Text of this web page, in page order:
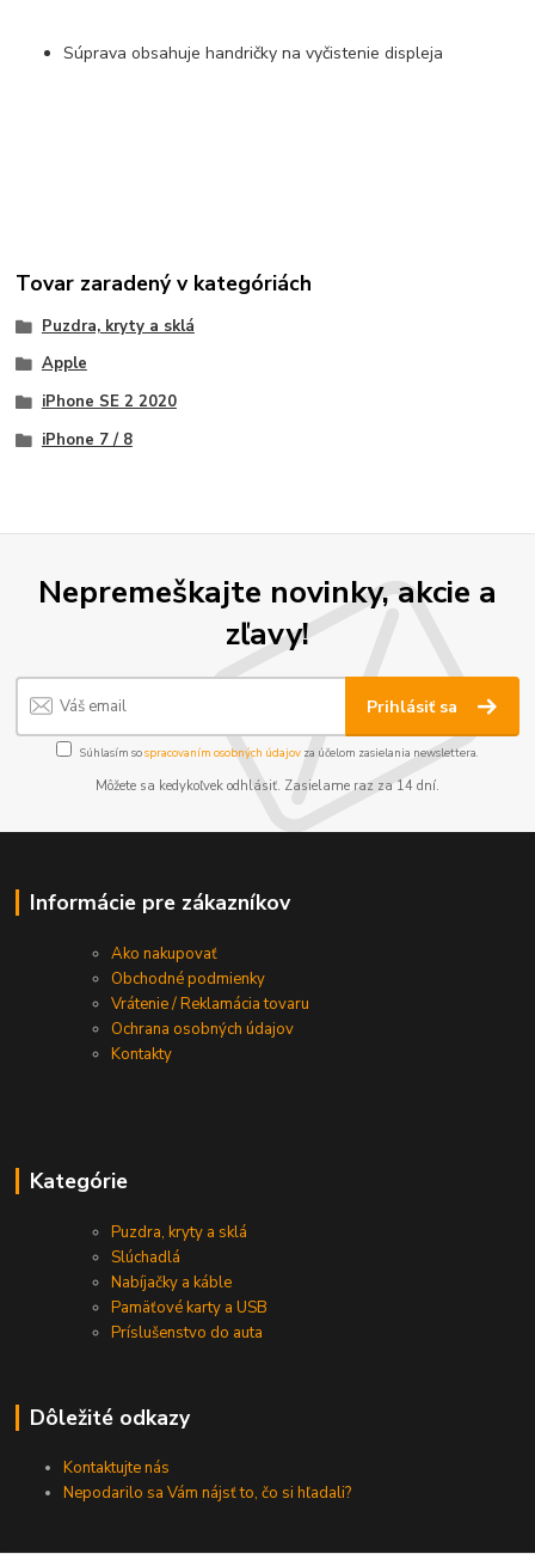
Súprava obsahuje handričky na vyčistenie displeja
Tovar zaradený v kategóriách
Puzdra, kryty a sklá
Apple
iPhone SE 2 2020
iPhone 7 / 8
Nepremeškajte novinky, akcie a
zľavy!
Prihlásiť sa
Súhlasím sospracovaním osobných údajov za účelom zasielania newslettera.
Môžete sa kedykoľvek odhlásiť. Zasielame raz za 14 dní.
Informácie pre zákazníkov
Ako nakupovať
Obchodné podmienky
Vrátenie / Reklamácia tovaru
Ochrana osobných údajov
Kontakty
Kategórie
Puzdra, kryty a sklá
Slúchadlá
Nabíjačky a káble
Pamäťové karty a USB
Príslušenstvo do auta
Dôležité odkazy
Kontaktujte nás
Nepodarilo sa Vám nájsť to, čo si hľadali?